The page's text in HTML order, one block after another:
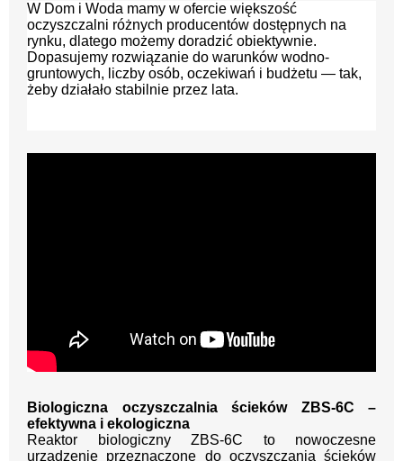
W Dom i Woda mamy w ofercie większość
oczyszczalni różnych producentów dostępnych na
rynku, dlatego możemy doradzić obiektywnie.
Dopasujemy rozwiązanie do warunków wodno-
gruntowych, liczby osób, oczekiwań i budżetu — tak,
żeby działało stabilnie przez lata.
Biologiczna oczyszczalnia ścieków ZBS-6C –
efektywna i ekologiczna
Reaktor biologiczny ZBS-6C to nowoczesne
urządzenie przeznaczone do oczyszczania ścieków